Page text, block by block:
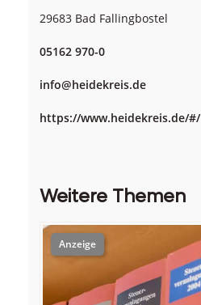
29683 Bad Fallingbostel
05162 970-0
info@heidekreis.de
https://www.heidekreis.de/#/
Weitere Themen